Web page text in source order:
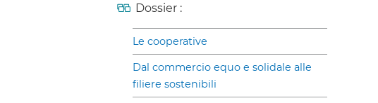
Dossier :
Le cooperative
Dal commercio equo e solidale alle
filiere sostenibili